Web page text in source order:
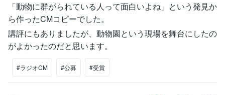
「動物に群がられている人って面白いよね」という発見か
ら作ったCMコピーでした。
講評にもありましたが、動物園という現場を舞台にしたの
がよかったのだと思います。
#ラジオCM #公募 #受賞